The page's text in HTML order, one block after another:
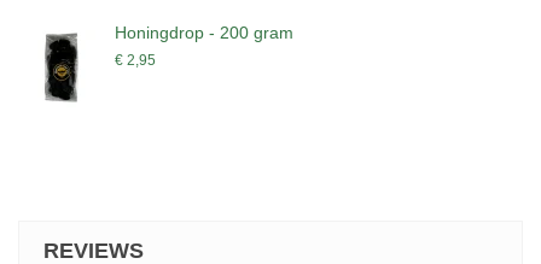
Honingdrop - 200 gram
€ 2,95
REVIEWS